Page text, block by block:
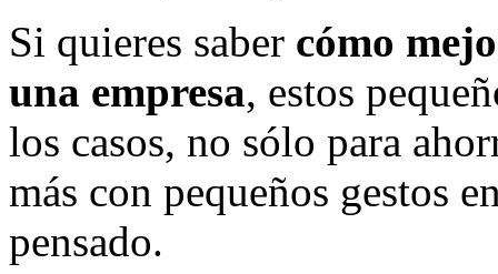
Si quieres saber cómo
una empresa, estos
los casos, no sólo para
más con pequeños gestos
pensado.